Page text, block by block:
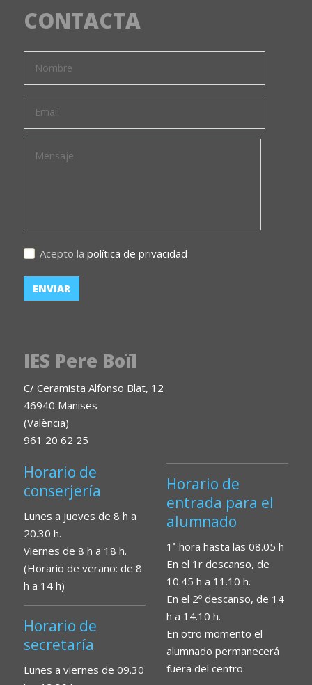
CONTACTA
Acepto la política de privacidad
IES Pere Boïl
C/ Ceramista Alfonso Blat, 12
46940 Manises
(València)
961 20 62 25
Horario de
conserjería
Lunes a jueves de 8 h a
20.30 h.
Viernes de 8 h a 18 h.
(Horario de verano: de 8
h a 14 h)
Horario de
secretaría
Lunes a viernes de 09.30
Horario de
entrada para el
alumnado
1ª hora hasta las 08.05 h
En el 1r descanso, de
10.45 h a 11.10 h.
En el 2º descanso, de 14
h a 14.10 h.
En otro momento el
alumnado permanecerá
fuera del centro.